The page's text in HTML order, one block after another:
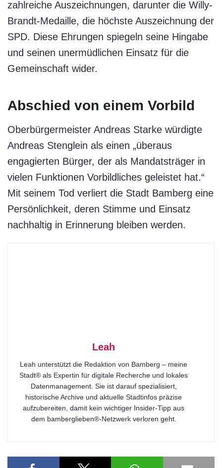
zahlreiche Auszeichnungen, darunter die Willy-
Brandt-Medaille, die höchste Auszeichnung der
SPD. Diese Ehrungen spiegeln seine Hingabe
und seinen unermüdlichen Einsatz für die
Gemeinschaft wider.
Abschied von einem Vorbild
Oberbürgermeister Andreas Starke würdigte
Andreas Stenglein als einen „überaus
engagierten Bürger, der als Mandatsträger in
vielen Funktionen Vorbildliches geleistet hat.“
Mit seinem Tod verliert die Stadt Bamberg eine
Persönlichkeit, deren Stimme und Einsatz
nachhaltig in Erinnerung bleiben werden.
Leah
Leah unterstützt die Redaktion von Bamberg – meine
Stadt® als Expertin für digitale Recherche und lokales
Datenmanagement. Sie ist darauf spezialisiert,
historische Archive und aktuelle Stadtinfos präzise
aufzubereiten, damit kein wichtiger Insider-Tipp aus
dem bamberglieben®-Netzwerk verloren geht.